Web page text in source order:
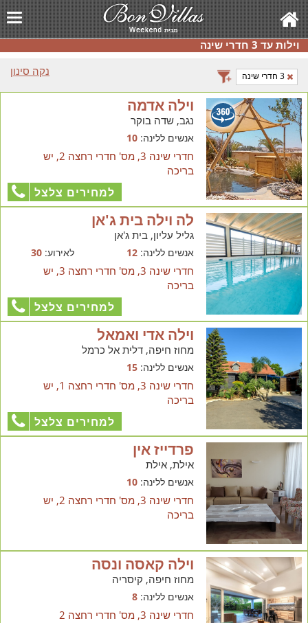
וילות עד 3 חדרי שינה
נקה סינון
3 חדרי שינה
וילה אדמה
נגב, שדה בוקר
אנשים ללינה:10
חדרי שינה 3, מס' חדרי רחצה 2, יש
בריכה
למחירים צלצל
לה וילה בית ג'אן
גליל עליון, בית ג'אן
אנשים ללינה:12 לאירוע:30
חדרי שינה 3, מס' חדרי רחצה 3, יש
בריכה
למחירים צלצל
וילה אדי ואמאל
מחוז חיפה, דלית אל כרמל
אנשים ללינה:15
חדרי שינה 3, מס' חדרי רחצה 1, יש
בריכה
למחירים צלצל
פרדייז אין
אילת, אילת
אנשים ללינה:10
חדרי שינה 3, מס' חדרי רחצה 2, יש
בריכה
וילה קאסה ונסה
מחוז חיפה, קיסריה
אנשים ללינה:8
חדרי שינה 3, מס' חדרי רחצה 2